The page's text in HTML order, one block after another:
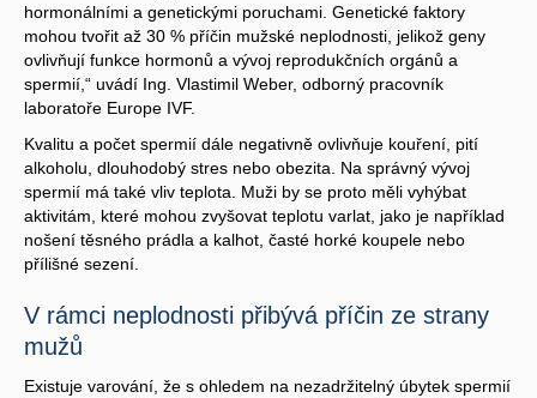
hormonálními a genetickými poruchami. Genetické faktory
mohou tvořit až 30 % příčin mužské neplodnosti, jelikož geny
ovlivňují funkce hormonů a vývoj reprodukčních orgánů a
spermií,“ uvádí Ing. Vlastimil Weber, odborný pracovník
laboratoře Europe IVF.
Kvalitu a počet spermií dále negativně ovlivňuje kouření, pití
alkoholu, dlouhodobý stres nebo obezita. Na správný vývoj
spermií má také vliv teplota. Muži by se proto měli vyhýbat
aktivitám, které mohou zvyšovat teplotu varlat, jako je například
nošení těsného prádla a kalhot, časté horké koupele nebo
přílišné sezení.
V rámci neplodnosti přibývá příčin ze strany
mužů
Existuje varování, že s ohledem na nezadržitelný úbytek spermií